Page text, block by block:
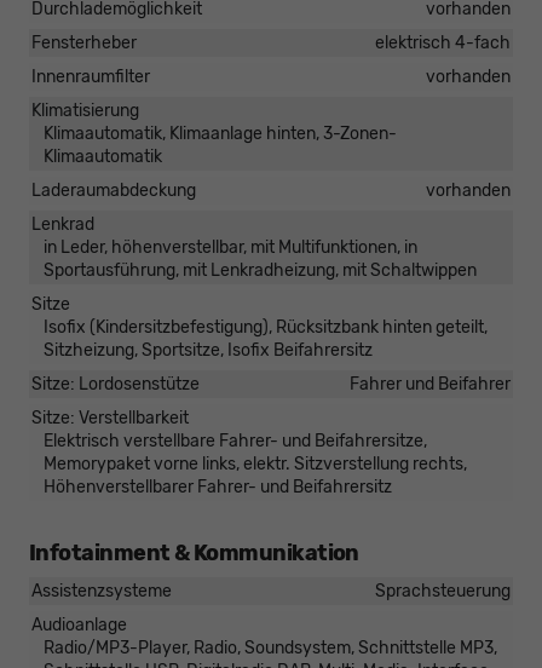
Durchlademöglichkeit
vorhanden
Fensterheber
elektrisch 4-fach
Innenraumfilter
vorhanden
Klimatisierung
Klimaautomatik, Klimaanlage hinten, 3-Zonen-
Klimaautomatik
Laderaumabdeckung
vorhanden
Lenkrad
in Leder, höhenverstellbar, mit Multifunktionen, in
Sportausführung, mit Lenkradheizung, mit Schaltwippen
Sitze
Isofix (Kindersitzbefestigung), Rücksitzbank hinten geteilt,
Sitzheizung, Sportsitze, Isofix Beifahrersitz
Sitze: Lordosenstütze
Fahrer und Beifahrer
Sitze: Verstellbarkeit
Elektrisch verstellbare Fahrer- und Beifahrersitze,
Memorypaket vorne links, elektr. Sitzverstellung rechts,
Höhenverstellbarer Fahrer- und Beifahrersitz
Infotainment & Kommunikation
Assistenzsysteme
Sprachsteuerung
Audioanlage
Radio/MP3-Player, Radio, Soundsystem, Schnittstelle MP3,